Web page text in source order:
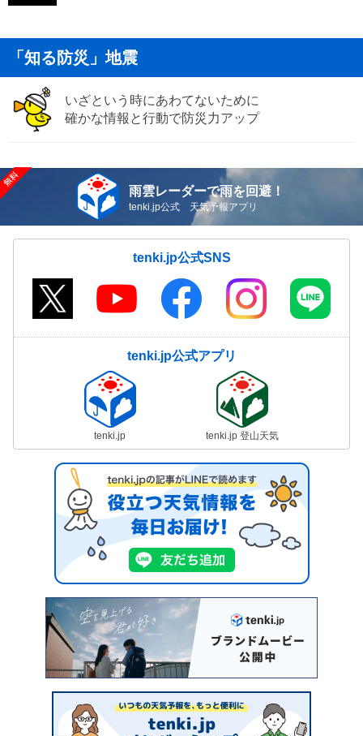
「知る防災」地震
いざという時にあわてないために
確かな情報と行動で防災力アップ
雨雲レーダーで雨を回避！
tenki.jp公式 天気予報アプリ
tenki.jp公式SNS
tenki.jp公式アプリ
tenki.jp tenki.jp 登山天気